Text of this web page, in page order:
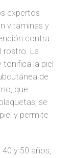
expertos
vitaminas y
contra
rostro. La
tonifica la piel
de
que
se
y permite
y 50 años,